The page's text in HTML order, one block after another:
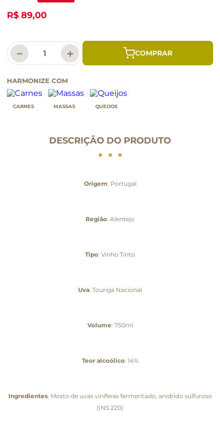
R$ 89,00
＋
－
HARMONIZE COM
CARNES MASSAS QUEIJOS
DESCRIÇÃO DO PRODUTO
Origem: Portugal
Região: Alentejo
Tipo: Vinho Tinto
Uva: Touriga Nacional
Volume: 750ml
Teor alcoólico: 14%
Ingredientes: Mosto de uvas viníferas fermentado, anidrido sulfuroso
(INS 220)